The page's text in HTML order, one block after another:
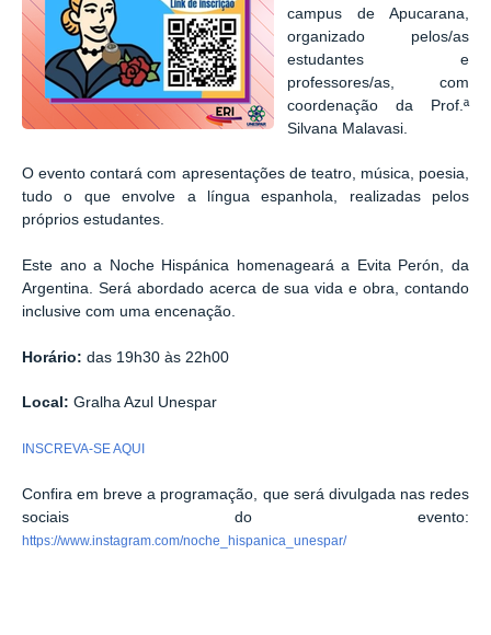
campus de Apucarana,
organizado pelos/as
estudantes e
professores/as, com
coordenação da Prof.ª
Silvana Malavasi.
O evento contará com apresentações de teatro, música, poesia,
tudo o que envolve a língua espanhola, realizadas pelos
próprios estudantes.
Este ano a Noche Hispánica homenageará a Evita Perón, da
Argentina. Será abordado acerca de sua vida e obra, contando
inclusive com uma encenação.
Horário: das 19h30 às 22h00
Local: Gralha Azul Unespar
INSCREVA-SE AQUI
Confira em breve a programação, que será divulgada nas redes
sociais do evento:
https://www.instagram.com/noche_hispanica_unespar/